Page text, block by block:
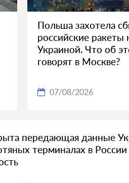
Польша захотела
российские ракеты
Украиной. Что об
говорят в Москве?
07/08/2026
передающая данные
терминалах в России